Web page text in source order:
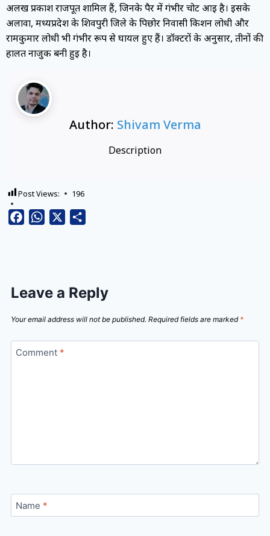
अलख प्रकाश राजपूत शामिल हैं, जिनके पैर में गंभीर चोट आई है। इसके
अलावा, मध्यप्रदेश के शिवपुरी जिले के पिछोर निवासी किशन लोधी और
रामकुमार लोधी भी गंभीर रूप से घायल हुए हैं। डॉक्टरों के अनुसार, तीनों की
हालत नाजुक बनी हुई है।
Author: Shivam Verma
Description
Post Views: 196
FacebookWhatsApp
Leave a Reply
Your email address will not be published. Required fields are marked *
Comment *
Name *